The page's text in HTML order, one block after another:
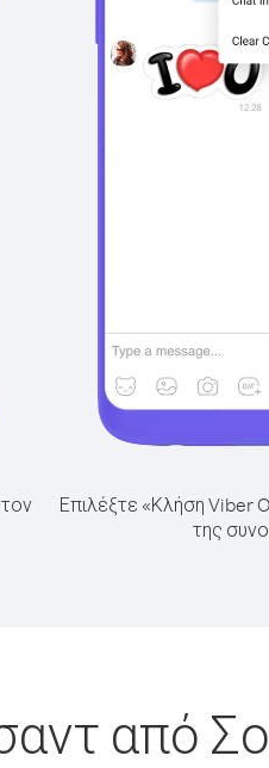
Επιλέξτε «Κλήση Viber
της
από